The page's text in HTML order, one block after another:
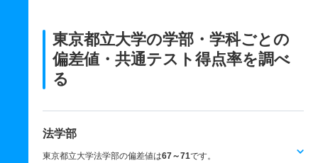
東京都立大学の学部・学科ごとの
偏差値・共通テスト得点率を調べ
る
法学部
東京都立大学法学部の偏差値は67～71です。